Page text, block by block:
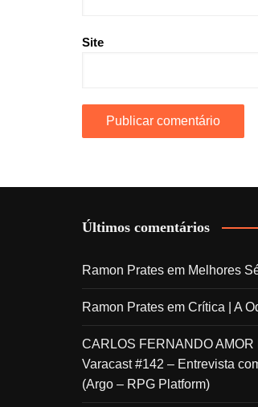
Site
Últimos comentários
Ramon Prates em Melhores
Ramon Prates em Crítica | A
CARLOS FERNANDO AMOR
Varacast #142 – Entrevista
(Argo – RPG Platform)